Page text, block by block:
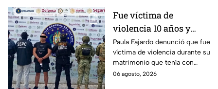
Fue víctima de
violencia 10 años y
hasta ahora detienen al
presunto agresor: el
caso de Paula Fajardo
Paula Fajardo denunció que fue
víctima de violencia durante su
matrimonio que tenía con
Jorge Francisco “N”, quien fue
06 agosto, 2026